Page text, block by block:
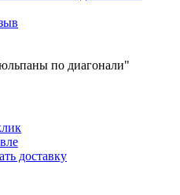
по диагонали"
доставку